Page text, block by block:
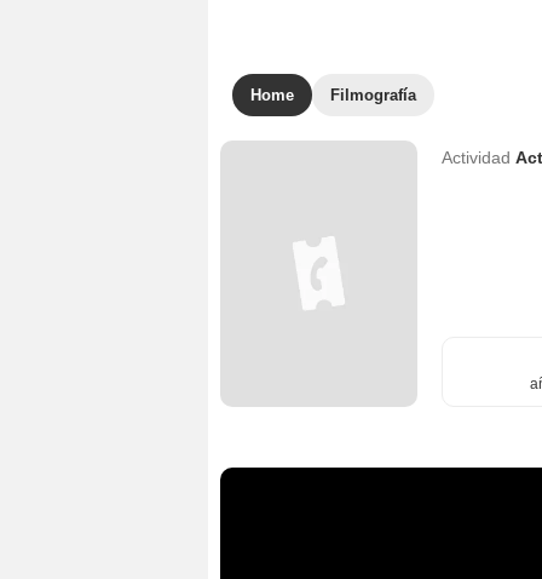
Home Filmografía
Actividad